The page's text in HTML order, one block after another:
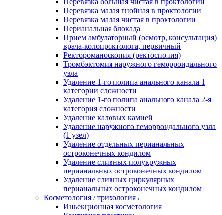
Перевязка большая чистая в проктологии
Перевязка малая гнойная в проктологии
Перевязка малая чистая в проктологии
Перианальная блокада
Прием амбулаторный (осмотр, консультация)
врача-колопроктолога, первичный
Ректороманоскопия (ректоспопия)
Тромбэктомия наружного геморроидального
узла
Удаление 1-го полипа анального канала 1
категории сложности
Удаление 1-го полипа анального канала 2-я
категория сложности
Удаление каловых камней
Удаление наружного геморроидального узла
(1 узел)
Удаление отдельных перианальных
остроконечных кондилом
Удаление сливных полукружных
перианальных остроконечных кондилом
Удаление сливных циркулярных
перианальных остроконечных кондилом
Косметология / трихология
Иньекционная косметология